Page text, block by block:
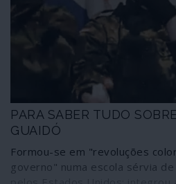
PARA SABER TUDO
GUAIDÓ
Formou-se em "revoluções
governo" numa escola sérvia